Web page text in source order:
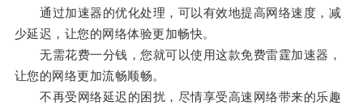
通过加速器的优化处理，可以有效地提高网络速度，减
少延迟，让您的网络体验更加畅快。
无需花费一分钱，您就可以使用这款免费雷霆加速器，
让您的网络更加流畅顺畅。
不再受网络延迟的困扰，尽情享受高速网络带来的乐趣